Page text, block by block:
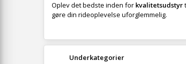
Oplev det bedste inden for kvalitetsudstyr
gøre din rideoplevelse uforglemmelig.
Underkategorier